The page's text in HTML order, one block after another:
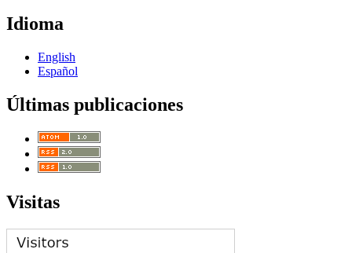
Idioma
English
Español
Últimas publicaciones
Visitas